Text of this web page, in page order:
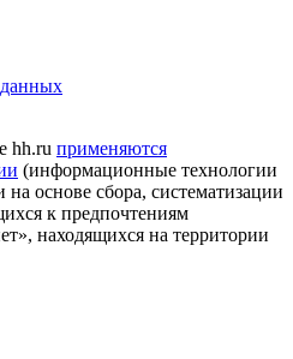
hh.ru применяются
(информационные технологии
основе сбора, систематизации
к предпочтениям
находящихся на территории